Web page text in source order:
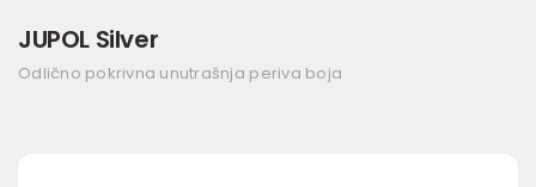
JUPOL Silver
Odlično pokrivna unutrašnja periva boja